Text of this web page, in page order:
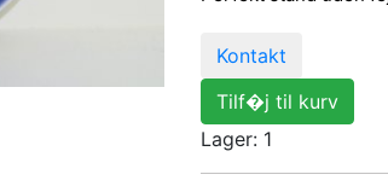
Kontakt
Tilf�j til kurv
Lager: 1